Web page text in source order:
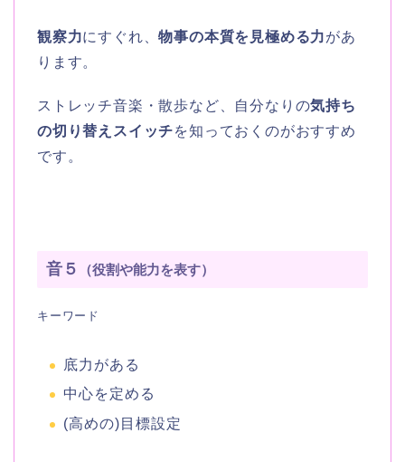
観察力にすぐれ、物事の本質を見極める力があ
ります。
ストレッチ音楽・散歩など、自分なりの気持ち
の切り替えスイッチを知っておくのがおすすめ
です。
音５ （役割や能力を表す）
キーワード
底力がある
中心を定める
(高めの)目標設定